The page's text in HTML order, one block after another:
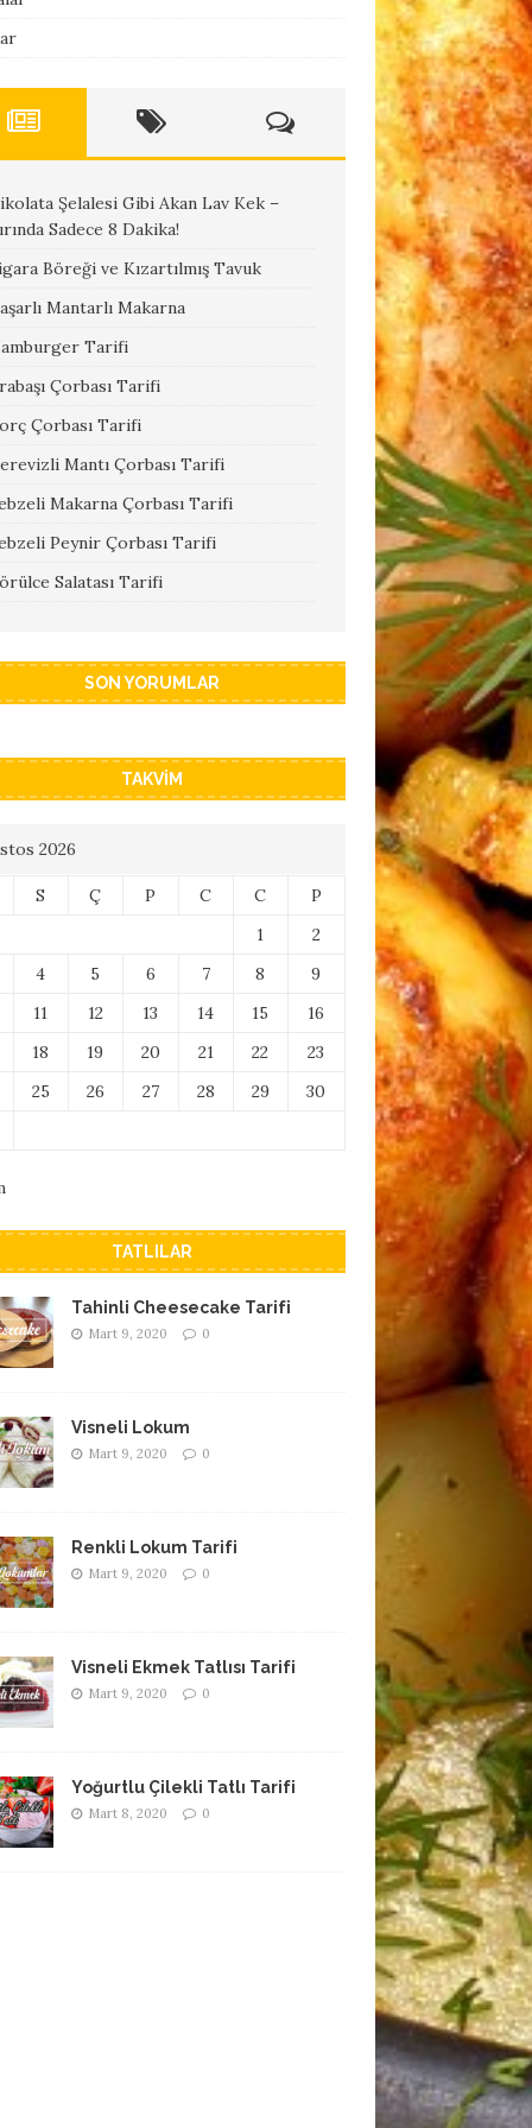
Şelalesi Gibi Akan Lav Kek –
Sadece 8 Dakika!
Böreği ve Kızartılmış Tavuk
Mantarlı Makarna
Tarifi
Çorbası Tarifi
Çorbası Tarifi
Mantı Çorbası Tarifi
Makarna Çorbası Tarifi
Peynir Çorbası Tarifi
Salatası Tarifi
SON YORUMLAR
TAKVIM
2026
S Ç P C C
P
1
2
4 5 6 7 8
9
11 12 13 14 15
16
18 19 20 21 22
23
25 26 27 28 29
30
TATLILAR
Tahinli Cheesecake Tarifi
Mart 9, 2020 0
Visneli Lokum
Mart 9, 2020 0
Renkli Lokum Tarifi
Mart 9, 2020 0
Visneli Ekmek Tatlısı Tarifi
Mart 9, 2020 0
Yoğurtlu Çilekli Tatlı Tarifi
Mart 8, 2020 0